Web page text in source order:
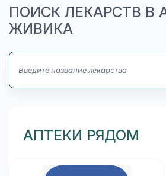
ПОИСК ЛЕКАРСТВ В
ЖИВИКА
АПТЕКИ РЯДОМ